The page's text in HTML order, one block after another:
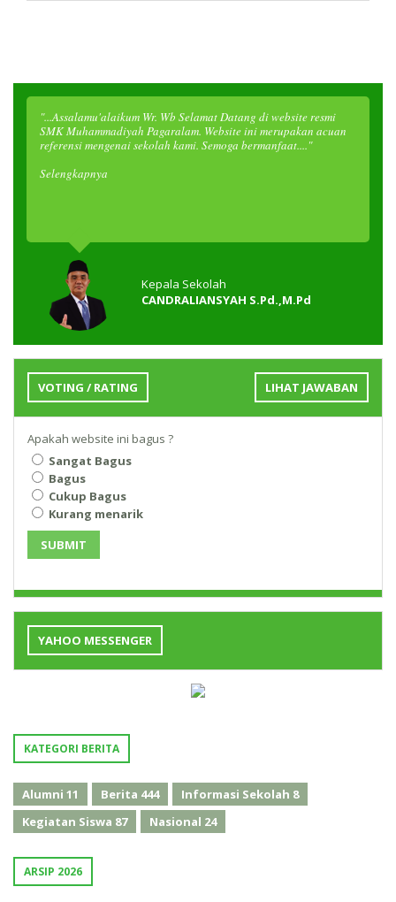
"...Assalamu'alaikum Wr. Wb Selamat Datang di website resmi
SMK Muhammadiyah Pagaralam. Website ini merupakan acuan
referensi mengenai sekolah kami. Semoga bermanfaat...."
Selengkapnya
Kepala Sekolah
CANDRALIANSYAH S.Pd.,M.Pd
VOTING / RATING LIHAT JAWABAN
Apakah website ini bagus ?
Sangat Bagus
Bagus
Cukup Bagus
Kurang menarik
SUBMIT
YAHOO MESSENGER
KATEGORI BERITA
Alumni 11 Berita 444 Informasi Sekolah 8
Kegiatan Siswa 87 Nasional 24
ARSIP 2026